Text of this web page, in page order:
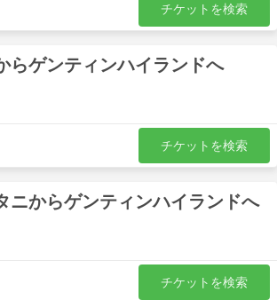
が通っていない目的地へ行くには、バス
バスのネットワークはほぼ全国をカバー
と異なり、バスは発車予定時刻の数時間
た、荷物の許容量は、旅行者にとても優
限されている場合でも超過料金はそれほ
せん。
トは、航空券や高速鉄道のチケットに比
価格で購入できます。チケットのクラス
適さとは言えませんが、目的地まで運ん
を優先すれば許容範囲です。長距離路線
チケットを検索
らゲンティンハイランドへ
チケットを検索
ニからゲンティンハイランドへ
チケットを検索